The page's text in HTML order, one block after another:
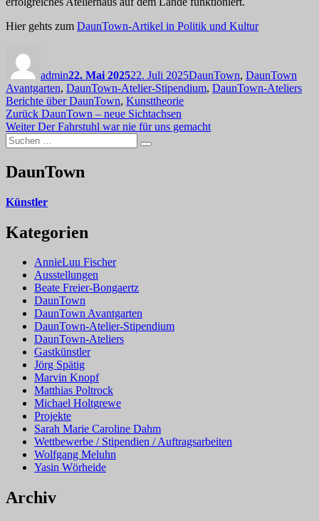
Hier gehts zum DaunTown-Artikel in Politik und Kultur
admin22. Mai 202522. Juli 2025DaunTown, DaunTown
Avantgarten, DaunTown-Atelier-Stipendium, DaunTown-Ateliers
Berichte über DaunTown, Kunsttheorie
Beitragsnavigation
Zurück Vorheriger
Beitrag:
DaunTown – neue Sichtachsen
Weiter Nächster
Beitrag:
Der Fahrstuhl war nie für uns gemacht
Suchen
nach:
Suchen
DaunTown
Künstler
Kategorien
AnnieLuu Fischer
Ausstellungen
Beate Freier-Bongaertz
DaunTown
DaunTown Avantgarten
DaunTown-Atelier-Stipendium
DaunTown-Ateliers
Gastkünstler
Jörg Spätig
Marvin Knopf
Matthias Poltrock
Michael Holtgrewe
Projekte
Sarah Marie Caroline Dahm
Wettbewerbe / Stipendien / Auftragsarbeiten
Wolfgang Meluhn
Yasin Wörheide
Archiv